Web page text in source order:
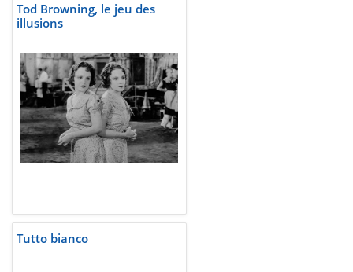
Tod Browning, le jeu des
illusions
Tutto bianco